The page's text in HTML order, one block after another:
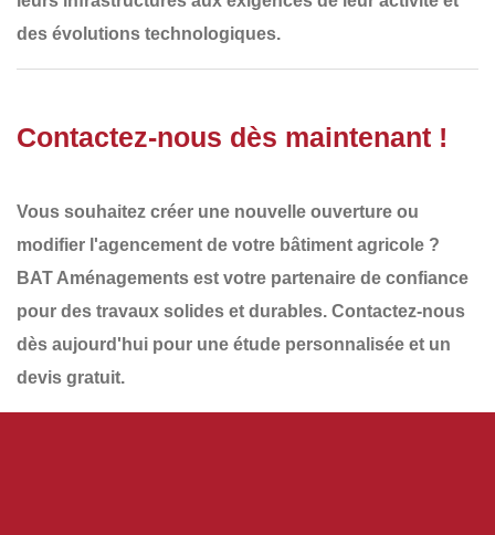
des évolutions technologiques.
Contactez-nous dès maintenant !
Vous souhaitez créer une nouvelle ouverture ou
modifier l'agencement de votre bâtiment agricole ?
BAT Aménagements est votre partenaire de confiance
pour des travaux solides et durables. Contactez-nous
dès aujourd'hui pour une étude personnalisée et un
devis gratuit.